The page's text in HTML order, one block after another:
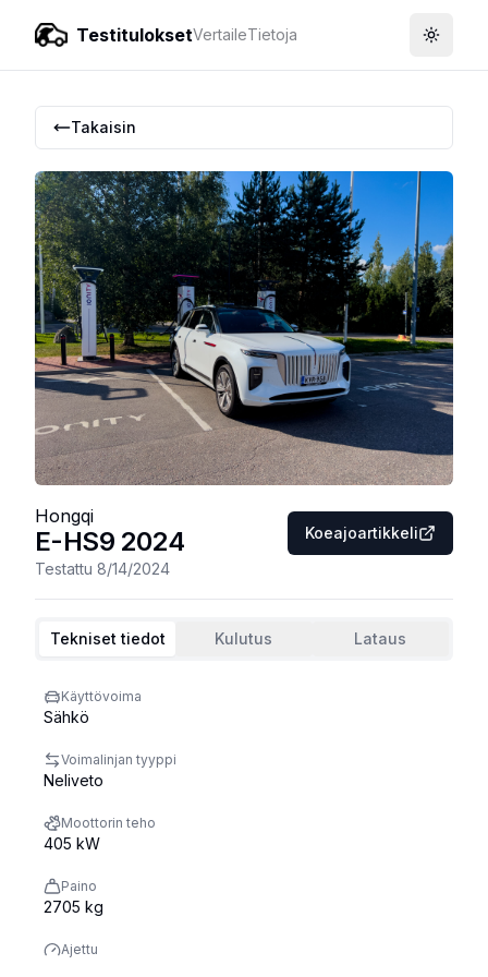
TestituloksetVertaileTietoja Toggle
Takaisin
Hongqi
E-HS9 2024
Koeajoartikkeli
Testattu 8/14/2024
Tekniset tiedot Kulutus Lataus
Käyttövoima
Sähkö
Voimalinjan tyyppi
Neliveto
Moottorin teho
405 kW
Paino
2705 kg
Ajettu